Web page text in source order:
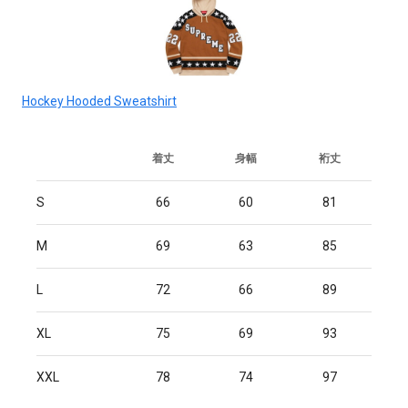
Hockey Hooded Sweatshirt
着丈 身幅 裄丈
S 66 60 81
M 69 63 85
L 72 66 89
XL 75 69 93
XXL 78 74 97